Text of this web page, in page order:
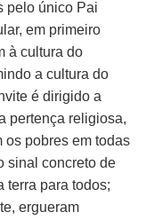
pelo único Pai
em primeiro
à cultura do
a cultura do
é dirigido a
pertença religiosa,
os pobres em todas
sinal concreto de
terra para todos;
ergueram